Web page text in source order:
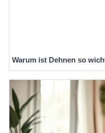
Warum ist Dehnen so